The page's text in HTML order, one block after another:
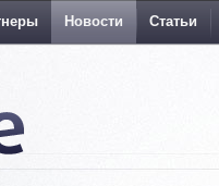
Новости Статьи